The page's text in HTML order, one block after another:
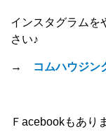
インスタグラムを
さい♪
→ コムハウジ
Ｆacebookもあり